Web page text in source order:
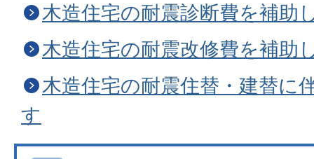
木造住宅の耐震診断費を補助
木造住宅の耐震改修費を補助
木造住宅の耐震住替・建替に
す